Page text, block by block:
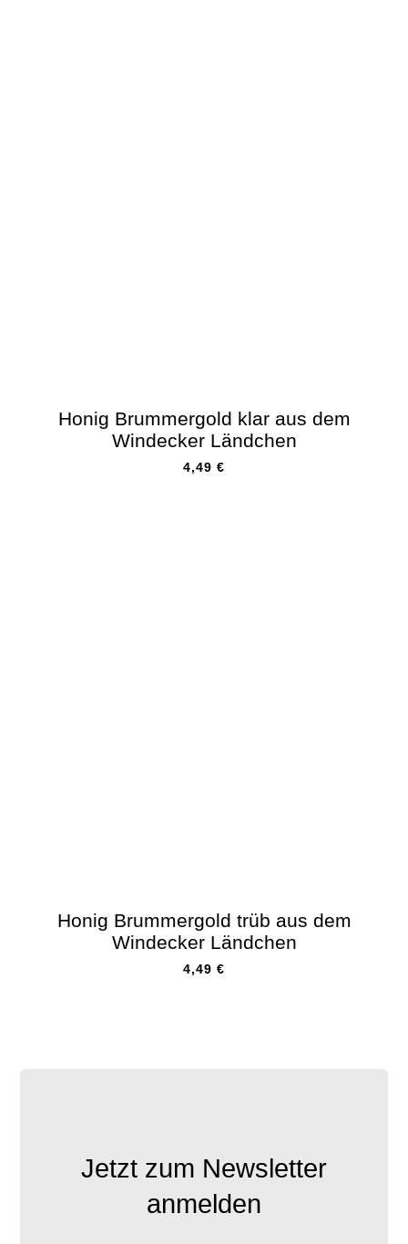
Honig Brummergold klar aus dem
Windecker Ländchen
4,49 €
Honig Brummergold trüb aus dem
Windecker Ländchen
4,49 €
Jetzt zum Newsletter
anmelden